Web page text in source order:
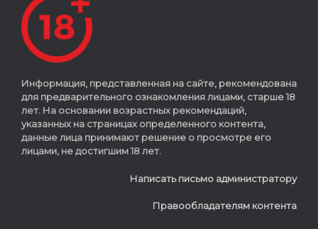
Информация, представленная на сайте, рекомендована
для предварительного ознакомления лицами, старше 18
лет. На основании возрастных рекомендаций,
указанных на страницах определенного контента,
данные лица принимают решение о просмотре его
лицами, не достигшим 18 лет.
Написать письмо администратору
Правообладателям контента